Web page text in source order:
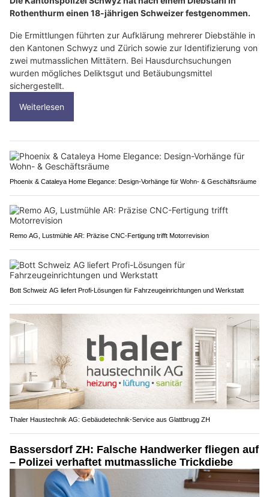
Rothenthurm einen 18-jährigen Schweizer festgenommen.
Die Ermittlungen führten zur Aufklärung mehrerer Diebstähle in
den Kantonen Schwyz und Zürich sowie zur Identifizierung von
zwei mutmasslichen Mittätern. Bei Hausdurchsuchungen
wurden mögliches Deliktsgut und Betäubungsmittel
sichergestellt.
Weiterlesen
Phoenix & Cataleya Home Elegance: Design-Vorhänge für Wohn- & Geschäftsräume
Remo AG, Lustmühle AR: Präzise CNC-Fertigung trifft Motorrevision
Bott Schweiz AG liefert Profi-Lösungen für Fahrzeugeinrichtungen und Werkstatt
Thaler Haustechnik AG: Gebäudetechnik-Service aus Glattbrugg ZH
Bassersdorf ZH: Falsche Handwerker fliegen auf
– Polizei verhaftet mutmassliche Trickdiebe